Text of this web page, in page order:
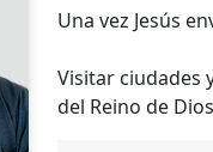
Una vez Jesús
Visitar ciudades
del Reino de